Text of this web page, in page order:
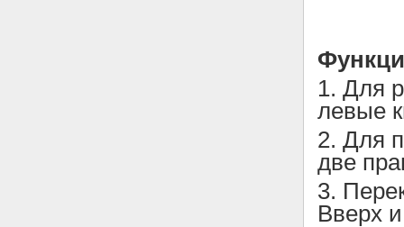
1. Для
левые
2. Для
две
3.
Вверх